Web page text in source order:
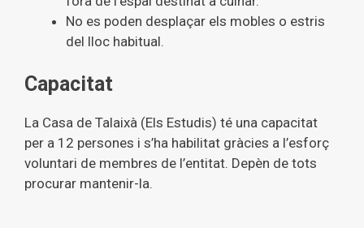
No es poden desplaçar els mobles o estris
del lloc habitual.
Capacitat
La Casa de Talaixà (Els Estudis) té una capacitat
per a 12 persones i s’ha habilitat gràcies a l’esforç
voluntari de membres de l’entitat. Depèn de tots
procurar mantenir-la.